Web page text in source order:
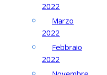
2022
Marzo
2022
Febbraio
2022